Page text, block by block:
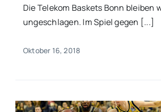
Die Telekom Baskets Bonn bleiben
ungeschlagen. Im Spiel gegen [...]
Oktober 16, 2018